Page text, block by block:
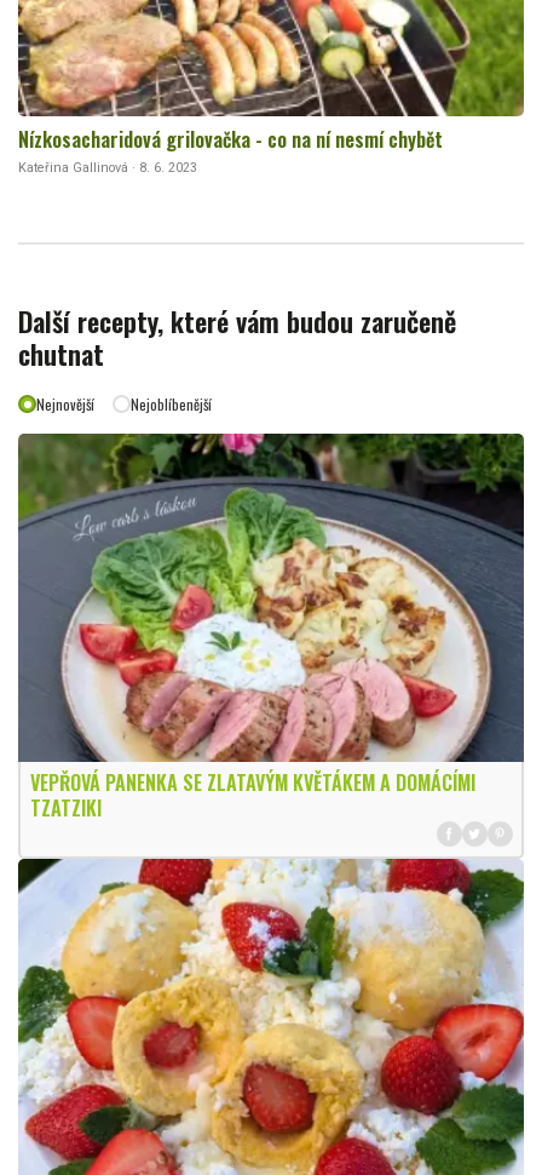
Nízkosacharidová grilovačka - co na ní nesmí chybět
Kateřina Gallinová · 8. 6. 2023
Další recepty, které vám budou zaručeně
chutnat
Nejnovější Nejoblíbenější
VEPŘOVÁ PANENKA SE ZLATAVÝM KVĚTÁKEM A DOMÁCÍMI
TZATZIKI